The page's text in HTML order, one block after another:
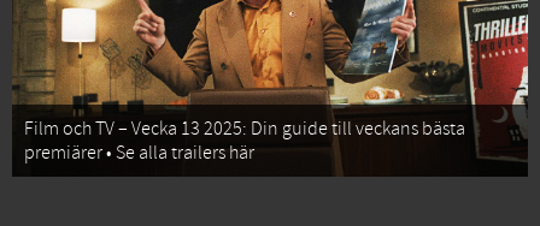
Film och TV – Vecka 13 2025: Din guide till veckans bästa
premiärer • Se alla trailers här